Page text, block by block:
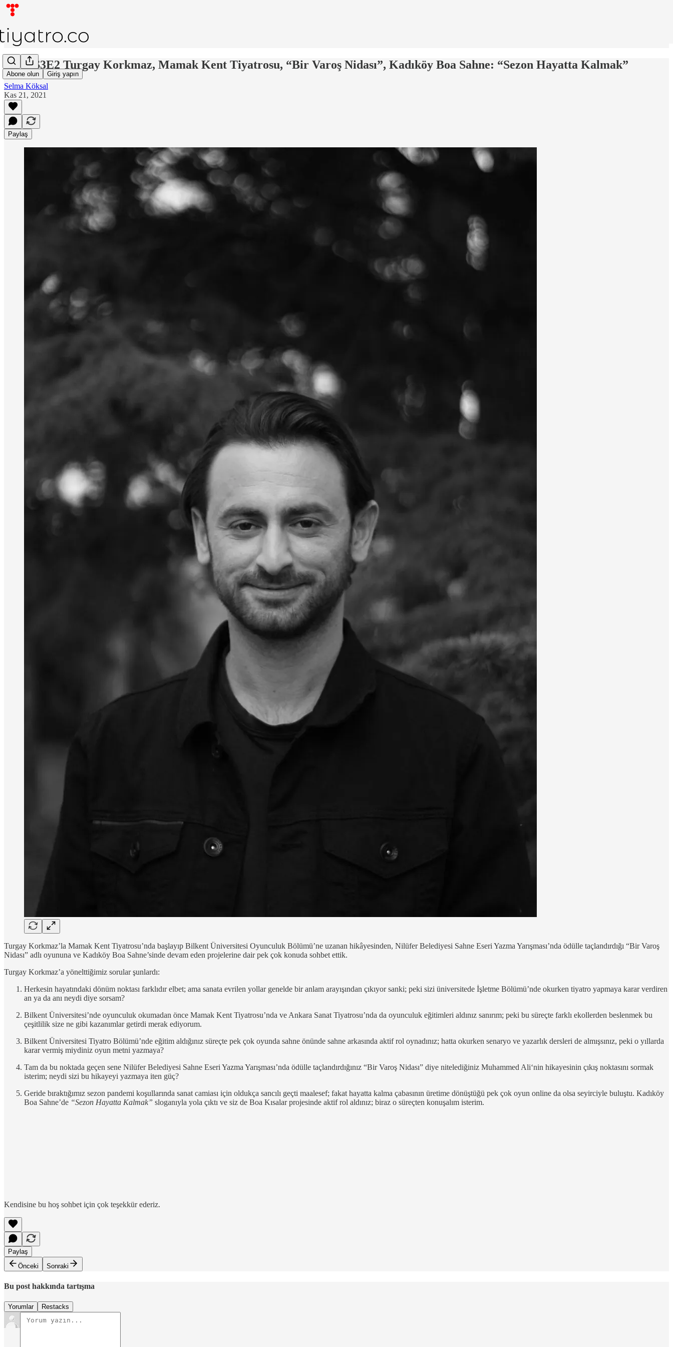
Abone olun Giriş yapın
DDX:S3E2 Turgay Korkmaz, Mamak Kent Tiyatrosu, “Bir Varoş Nidası”, Kadıköy Boa Sahne: “Sezon Hayatta Kalmak”
Selma Köksal
Kas 21, 2021
Paylaş
Turgay Korkmaz’la Mamak Kent Tiyatrosu’nda başlayıp Bilkent Üniversitesi Oyunculuk Bölümü’ne uzanan hikâyesinden, Nilüfer Belediyesi Sahne Eseri Yazma Yarışması’nda ödülle taçlandırdığı “Bir Varoş
Nidası” adlı oyununa ve Kadıköy Boa Sahne’sinde devam eden projelerine dair pek çok konuda sohbet ettik.
Turgay Korkmaz’a yönelttiğimiz sorular şunlardı:
Herkesin hayatındaki dönüm noktası farklıdır elbet; ama sanata evrilen yollar genelde bir anlam arayışından çıkıyor sanki; peki sizi üniversitede İşletme Bölümü’nde okurken tiyatro yapmaya karar verdiren
an ya da anı neydi diye sorsam?
Bilkent Üniversitesi’nde oyunculuk okumadan önce Mamak Kent Tiyatrosu’nda ve Ankara Sanat Tiyatrosu’nda da oyunculuk eğitimleri aldınız sanırım; peki bu süreçte farklı ekollerden beslenmek bu
çeşitlilik size ne gibi kazanımlar getirdi merak ediyorum.
Bilkent Üniversitesi Tiyatro Bölümü’nde eğitim aldığınız süreçte pek çok oyunda sahne önünde sahne arkasında aktif rol oynadınız; hatta okurken senaryo ve yazarlık dersleri de almışsınız, peki o yıllarda
karar vermiş miydiniz oyun metni yazmaya?
Tam da bu noktada geçen sene Nilüfer Belediyesi Sahne Eseri Yazma Yarışması’nda ödülle taçlandırdığınız “Bir Varoş Nidası” diye nitelediğiniz Muhammed Ali‘nin hikayesinin çıkış noktasını sormak
isterim; neydi sizi bu hikayeyi yazmaya iten güç?
Geride bıraktığımız sezon pandemi koşullarında sanat camiası için oldukça sancılı geçti maalesef; fakat hayatta kalma çabasının üretime dönüştüğü pek çok oyun online da olsa seyirciyle buluştu. Kadıköy
Boa Sahne’de “Sezon Hayatta Kalmak” sloganıyla yola çıktı ve siz de Boa Kısalar projesinde aktif rol aldınız; biraz o süreçten konuşalım isterim.
Kendisine bu hoş sohbet için çok teşekkür ederiz.
Paylaş
Önceki
Sonraki
Bu post hakkında tartışma
Yorumlar Restacks